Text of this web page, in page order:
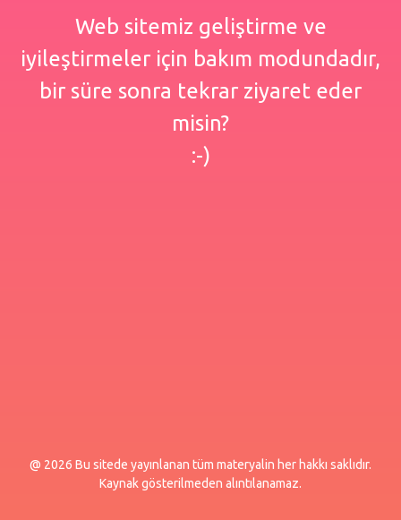
Web sitemiz geliştirme ve
iyileştirmeler için bakım modundadır,
bir süre sonra tekrar ziyaret eder
misin?
:-)
@ 2026 Bu sitede yayınlanan tüm materyalin her hakkı saklıdır.
Kaynak gösterilmeden alıntılanamaz.